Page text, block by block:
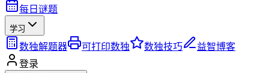
每日谜题
学习
数独解题器 可打印数独 数独技巧
益智博客
登录